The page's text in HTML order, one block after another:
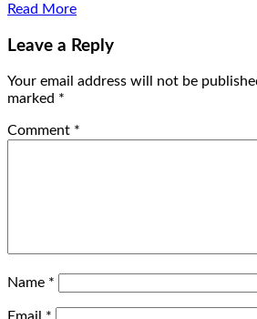
Read More
Leave a Reply
Your email address will not be
marked *
Comment *
Name *